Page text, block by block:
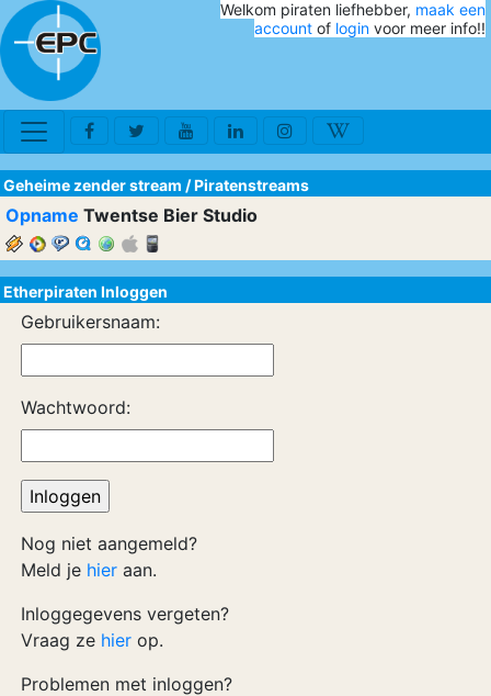
Welkom piraten liefhebber, maak een
account of login voor meer info!!
Geheime zender stream /Piratenstreams
Opname Twentse Bier Studio
Etherpiraten Inloggen
Gebruikersnaam:
Wachtwoord:
Nog niet aangemeld?
Meld je hier aan.
Inloggegevens vergeten?
Vraag ze hier op.
Problemen met inloggen?